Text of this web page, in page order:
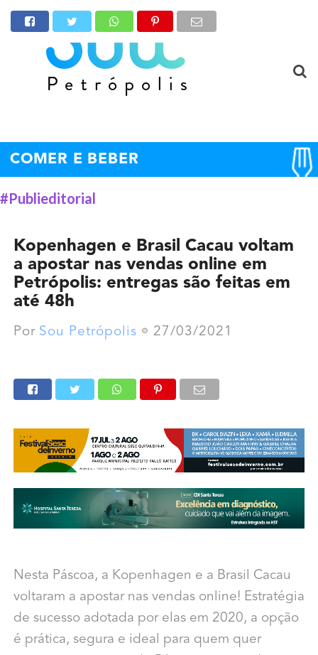
COMER E BEBER
#Publieditorial
Kopenhagen e Brasil Cacau voltam
a apostar nas vendas online em
Petrópolis: entregas são feitas em
até 48h
Por Sou Petrópolis 27/03/2021
Nesta Páscoa, a Kopenhagen e a Brasil Cacau
voltaram a apostar nas vendas online! Estratégia
de sucesso adotada por elas em 2020, a opção
é prática, segura e ideal para quem quer